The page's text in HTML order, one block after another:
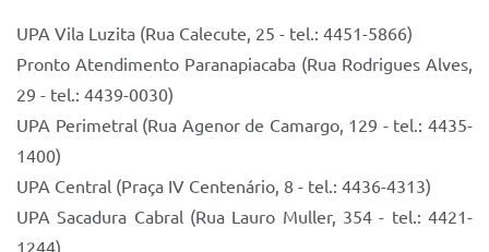
UPA Vila Luzita (Rua Calecute, 25 - tel.: 4451-5866)
Pronto Atendimento Paranapiacaba (Rua Rodrigues Alves,
29 - tel.: 4439-0030)
UPA Perimetral (Rua Agenor de Camargo, 129 - tel.: 4435-
1400)
UPA Central (Praça IV Centenário, 8 - tel.: 4436-4313)
UPA Sacadura Cabral (Rua Lauro Muller, 354 - tel.: 4421-
1244)